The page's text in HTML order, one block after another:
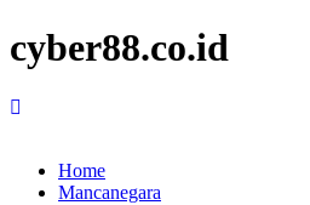
cyber88.co.id
Home
Mancanegara